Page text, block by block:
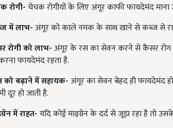
रोगी-चेचक रोगीयों के लिए अंगूर काफी फायदेमंद माना
में लाभ-अंगूर को काले नमक के साथ खाने से कब्ज से
रोगी को लाभ-अंगूर के रस का सेवन करने से कैंसर रोग
फायदेमंद रहता है.
बढ़ाने में सहायक-अंगूर का सेवन बेहद ही फायदेमंद
दूर हो जाती है.
में राहत-यदि कोई माइग्रेन के दर्द से जूझ रहा है तो